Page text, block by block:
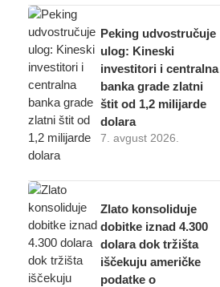
Peking udvostručuje
ulog: Kineski
investitori i centralna
banka grade zlatni
štit od 1,2 milijarde
dolara
7. avgust 2026.
Zlato konsoliduje
dobitke iznad 4.300
dolara dok tržišta
iščekuju američke
podatke o